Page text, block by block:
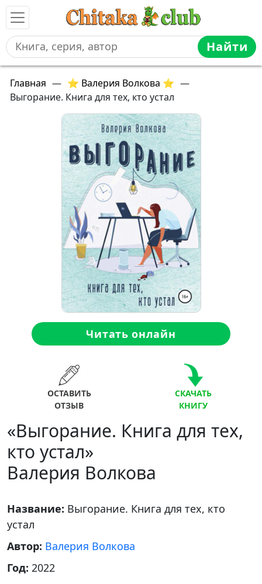
Найти
Главная — ⭐ Валерия Волкова ⭐ —
Выгорание. Книга для тех, кто устал
Читать онлайн
ОСТАВИТЬ
ОТЗЫВ
СКАЧАТЬ
КНИГУ
«Выгорание. Книга для тех,
кто устал»
Валерия Волкова
Название: Выгорание. Книга для тех, кто
устал
Автор: Валерия Волкова
Год: 2022